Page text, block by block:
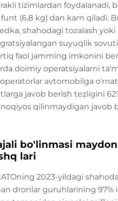
tizimlardan foydalanadi,
(6,8 kg) dan kam qiladi.
shahodagi tozalash yoki
suyuqlik
faol jamming imkonini
doimiy operatsiyalarni
avtomobilga
javob berish tezligini
qilinmaydigan javob
bo'linmasi maydon
lari
2023-yildagi
dronlar guruhlarining 97%